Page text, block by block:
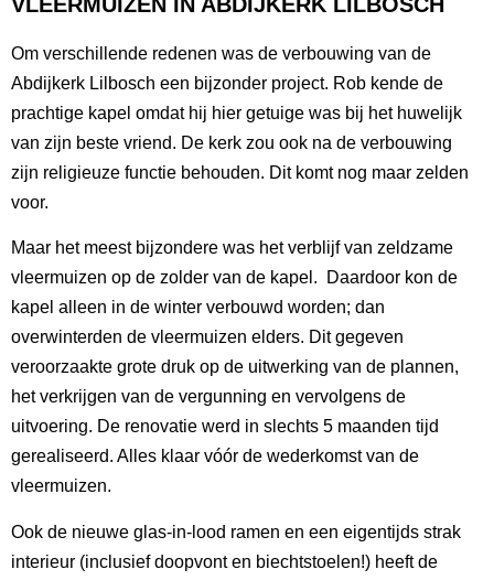
Om verschillende redenen was de verbouwing van de
Abdijkerk Lilbosch een bijzonder project. Rob kende de
prachtige kapel omdat hij hier getuige was bij het huwelijk
van zijn beste vriend. De kerk zou ook na de verbouwing
zijn religieuze functie behouden. Dit komt nog maar zelden
voor.
Maar het meest bijzondere was het verblijf van zeldzame
vleermuizen op de zolder van de kapel. Daardoor kon de
kapel alleen in de winter verbouwd worden; dan
overwinterden de vleermuizen elders. Dit gegeven
veroorzaakte grote druk op de uitwerking van de plannen,
het verkrijgen van de vergunning en vervolgens de
uitvoering. De renovatie werd in slechts 5 maanden tijd
gerealiseerd. Alles klaar vóór de wederkomst van de
vleermuizen.
Ook de nieuwe glas-in-lood ramen en een eigentijds strak
interieur (inclusief doopvont en biechtstoelen!) heeft de